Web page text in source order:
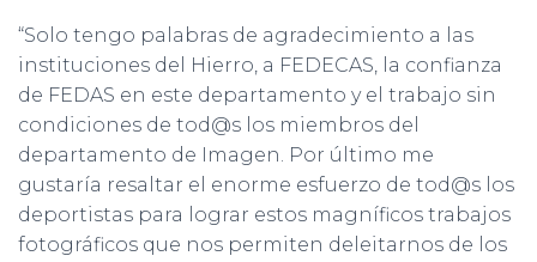
“Solo tengo palabras de agradecimiento a las
instituciones del Hierro, a FEDECAS, la confianza
de FEDAS en este departamento y el trabajo sin
condiciones de tod@s los miembros del
departamento de Imagen. Por último me
gustaría resaltar el enorme esfuerzo de tod@s los
deportistas para lograr estos magníficos trabajos
fotográficos que nos permiten deleitarnos de los